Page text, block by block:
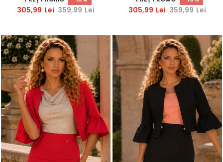
305,99 Lei 359,99 Lei 305,99 Lei 359,99 Lei